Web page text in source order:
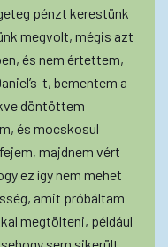
pénzt kerestünk
megvolt, mégis azt
és nem értettem,
t, bementem a
döntöttem
és mocskosul
majdnem vért
ez így nem mehet
amit próbáltam
megtölteni, például